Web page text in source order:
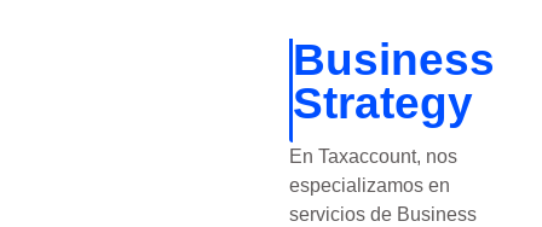
Business
Strategy
En Taxaccount, nos
especializamos en
servicios de Business